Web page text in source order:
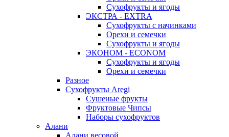
Сухофрукты и ягоды
ЭКСТРА - EXTRA
Сухофрукты с начинками
Орехи и семечки
Сухофрукты и ягоды
ЭКОНОМ - ECONOM
Сухофрукты и ягоды
Орехи и семечки
Разное
Сухофрукты Aregi
Сушеные фрукты
Фруктовые Чипсы
Наборы сухофруктов
Алани
Алани весовой